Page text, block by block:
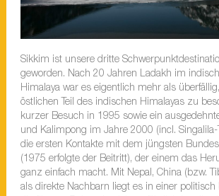
Sikkim ist unsere dritte
geworden. Nach 20 Jahren Ladakh im
Himalaya war es eigentlich mehr als
östlichen Teil des indischen Himalayas zu
kurzer Besuch in 1995 sowie ein
und Kalimpong im Jahre 2000 (incl. Singalila-
die ersten Kontakte mit dem jüngsten
(1975 erfolgte der Beitritt), der einem das
ganz einfach macht. Mit Nepal, China (bzw.
als direkte Nachbarn liegt es in einer politisch